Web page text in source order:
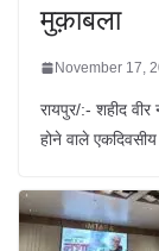
मुक़ाबला
November 17,
रायपुर/:- शहीद
होने वाले